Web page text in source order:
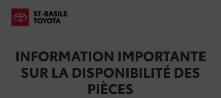
INFORMATION IMPORTANTE
SUR LA DISPONIBILITÉ DES
PIÈCES